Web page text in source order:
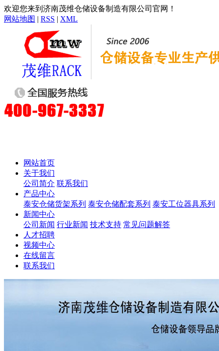
欢迎您来到济南茂维仓储设备制造有限公司官网！
网站地图 | RSS | XML
网站首页
关于我们
公司简介 联系我们
产品中心
泰安仓储货架系列 泰安仓储配套系列 泰安工位器具系列
新闻中心
公司新闻 行业新闻 技术支持 常见问题解答
人才招聘
视频中心
在线留言
联系我们